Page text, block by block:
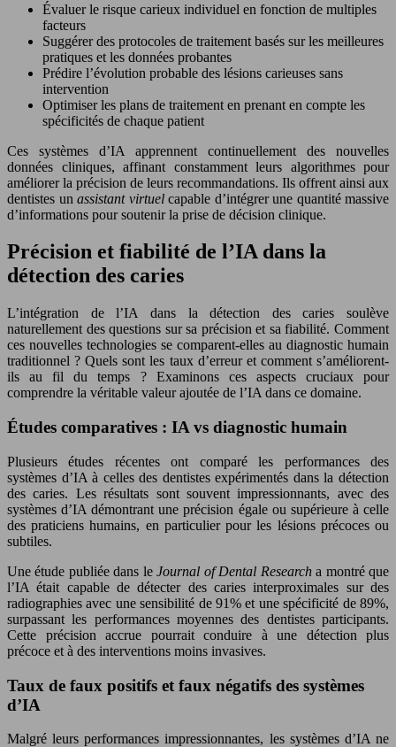
Évaluer le risque carieux individuel en fonction de multiples
facteurs
Suggérer des protocoles de traitement basés sur les meilleures
pratiques et les données probantes
Prédire l’évolution probable des lésions carieuses sans
intervention
Optimiser les plans de traitement en prenant en compte les
spécificités de chaque patient
Ces systèmes d’IA apprennent continuellement des nouvelles
données cliniques, affinant constamment leurs algorithmes pour
améliorer la précision de leurs recommandations. Ils offrent ainsi aux
dentistes un assistant virtuel capable d’intégrer une quantité massive
d’informations pour soutenir la prise de décision clinique.
Précision et fiabilité de l’IA dans la
détection des caries
L’intégration de l’IA dans la détection des caries soulève
naturellement des questions sur sa précision et sa fiabilité. Comment
ces nouvelles technologies se comparent-elles au diagnostic humain
traditionnel ? Quels sont les taux d’erreur et comment s’améliorent-
ils au fil du temps ? Examinons ces aspects cruciaux pour
comprendre la véritable valeur ajoutée de l’IA dans ce domaine.
Études comparatives : IA vs diagnostic humain
Plusieurs études récentes ont comparé les performances des
systèmes d’IA à celles des dentistes expérimentés dans la détection
des caries. Les résultats sont souvent impressionnants, avec des
systèmes d’IA démontrant une précision égale ou supérieure à celle
des praticiens humains, en particulier pour les lésions précoces ou
subtiles.
Une étude publiée dans leJournal of Dental Researcha montré que
l’IA était capable de détecter des caries interproximales sur des
radiographies avec une sensibilité de 91% et une spécificité de 89%,
surpassant les performances moyennes des dentistes participants.
Cette précision accrue pourrait conduire à une détection plus
précoce et à des interventions moins invasives.
Taux de faux positifs et faux négatifs des systèmes
d’IA
Malgré leurs performances impressionnantes, les systèmes d’IA ne